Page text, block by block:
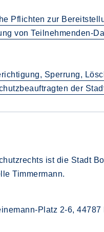
Pflichten zur
von Teilnehmenden-
Sperrung,
der
ist die Stadt
Timmermann.
Platz 2-6, 44787